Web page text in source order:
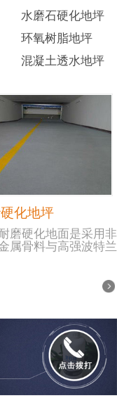
水磨石硬化地坪
环氧树脂地坪
混凝土透水地坪
化地坪
磨硬化地面是采用非
属骨料与高强波特兰